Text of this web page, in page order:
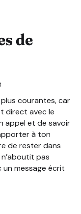
de
courantes, car
direct avec le
appel et de savoir
à ton
de rester dans
pas
message écrit